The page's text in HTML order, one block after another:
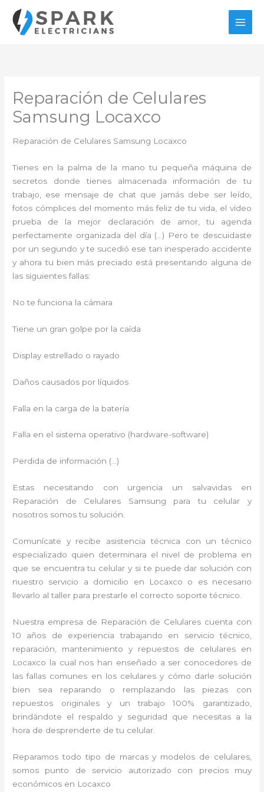
contenido
Reparación de Celulares
Samsung Locaxco
Reparación de Celulares Samsung Locaxco
Tienes en la palma de la mano tu pequeña máquina de
secretos donde tienes almacenada información de tu
trabajo, ese mensaje de chat que jamás debe ser leído,
fotos cómplices del momento más feliz de tu vida, el vídeo
prueba de la mejor declaración de amor, tu agenda
perfectamente organizada del día (…) Pero te descuidaste
por un segundo y te sucedió ese tan inesperado accidente
y ahora tu bien más preciado está presentando alguna de
las siguientes fallas:
No te funciona la cámara
Tiene un gran golpe por la caída
Display estrellado o rayado
Daños causados por líquidos
Falla en la carga de la batería
Falla en el sistema operativo (hardware-software)
Perdida de información (…)
Estas necesitando con urgencia un salvavidas en
Reparación de Celulares Samsung para tu celular y
nosotros somos tu solución.
Comunícate y recibe asistencia técnica con un técnico
especializado quien determinara el nivel de problema en
que se encuentra tu celular y si te puede dar solución con
nuestro servicio a domicilio en Locaxco o es necesario
llevarlo al taller para prestarle el correcto soporte técnico.
Nuestra empresa de Reparación de Celulares cuenta con
10 años de experiencia trabajando en servicio técnico,
reparación, mantenimiento y repuestos de celulares en
Locaxco la cual nos han enseñado a ser conocedores de
las fallas comunes en los celulares y cómo darle solución
bien sea reparando o remplazando las piezas con
repuestos originales y un trabajo 100% garantizado,
brindándote el respaldo y seguridad que necesitas a la
hora de desprenderte de tu celular.
Reparamos todo tipo de marcas y modelos de celulares,
somos punto de servicio autorizado con precios muy
económicos en Locaxco